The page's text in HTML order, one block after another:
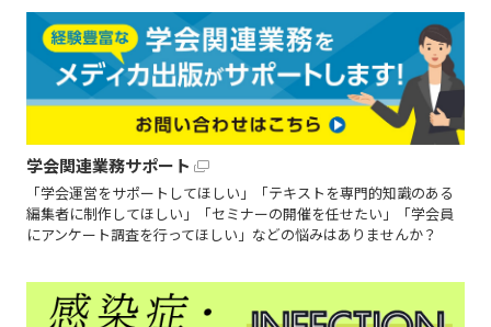
学会関連業務サポート
「学会運営をサポートしてほしい」「テキストを専門的知識のある
編集者に制作してほしい」「セミナーの開催を任せたい」「学会員
にアンケート調査を行ってほしい」などの悩みはありませんか？